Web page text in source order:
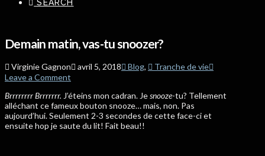
SEARCH
Demain matin, vas-tu snoozer?
Virginie Gagnon avril 5, 2018 Blog,
Tranche de vie
Leave a Comment
Brrrrrrrr Brrrrrrr. J’éteins mon cadran. Jesnooze-tu? Tellement
alléchant ce fameux bouton snooze… mais, non. Pas
aujourd’hui. Seulement 2-3 secondes de cette face-ci et
ensuite hop je saute du lit! Fait beau!!